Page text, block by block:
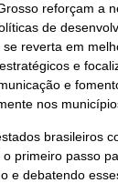
reforçam a
de
reverta em
e
e
nos
brasileiros
primeiro passo
e debatendo